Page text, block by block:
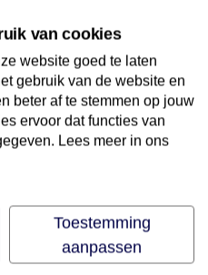
flair en ligt direct in
18 junior suites, 6
79 tweepersoonskamers
Meertalig personeel
receptie in de
een bagagedepot en een
Via Wi-Fi hebben de
(tegen toeslag). De
van cookies
website goed te laten
gebruik van de website en
beter af te stemmen op jouw
ervoor dat functies van
Lees meer in ons
Toestemming
aanpassen